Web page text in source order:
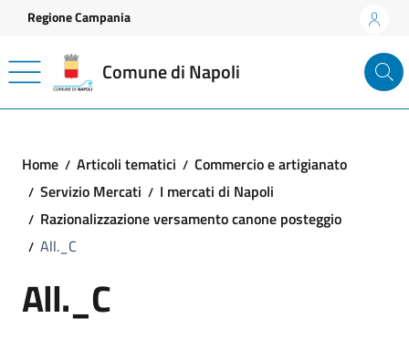
Vai ai contenuti
Vai al footer
Regione Campania
Comune di Napoli
Home Articoli tematici
Commercio e artigianato
Servizio Mercati
I mercati di Napoli
Razionalizzazione versamento canone posteggio
All._C
All._C